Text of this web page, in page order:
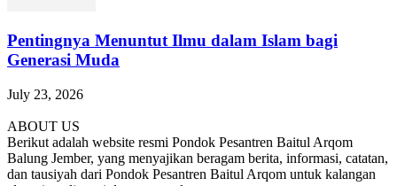
Pentingnya Menuntut Ilmu dalam Islam bagi
Generasi Muda
July 23, 2026
ABOUT US
Berikut adalah website resmi Pondok Pesantren Baitul Arqom
Balung Jember, yang menyajikan beragam berita, informasi, catatan,
dan tausiyah dari Pondok Pesantren Baitul Arqom untuk kalangan